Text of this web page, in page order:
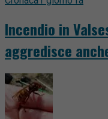
Incendio in
aggredisce